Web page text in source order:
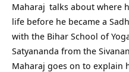
Maharaj talks about where
life before he became a
with the Bihar School of
Satyananda from the
Maharaj goes on to explain